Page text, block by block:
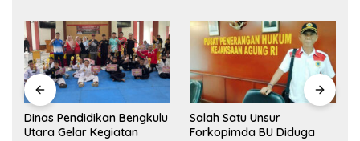
Dinas Pendidikan Bengkulu
Utara Gelar Kegiatan
Salah Satu Unsur
Forkopimda BU Diduga